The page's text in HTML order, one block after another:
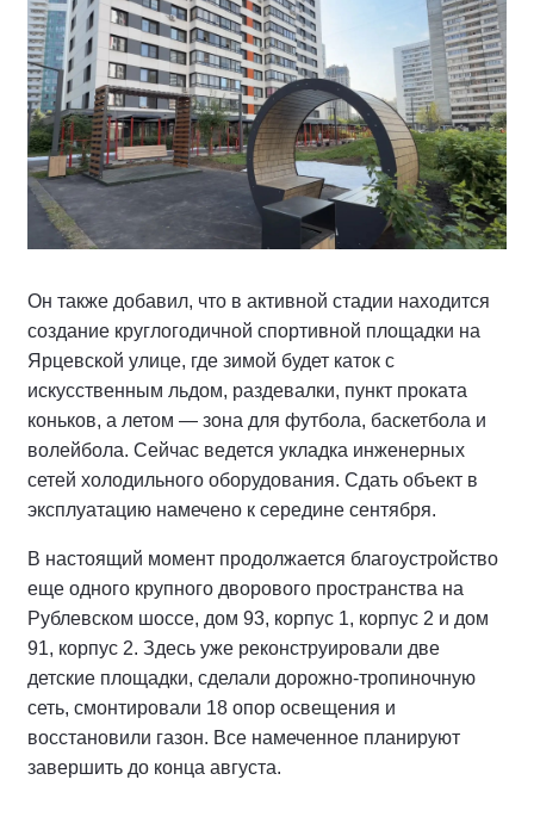
Он также добавил, что в активной стадии находится
создание круглогодичной спортивной площадки на
Ярцевской улице, где зимой будет каток с
искусственным льдом, раздевалки, пункт проката
коньков, а летом — зона для футбола, баскетбола и
волейбола. Сейчас ведется укладка инженерных
сетей холодильного оборудования. Сдать объект в
эксплуатацию намечено к середине сентября.
В настоящий момент продолжается благоустройство
еще одного крупного дворового пространства на
Рублевском шоссе, дом 93, корпус 1, корпус 2 и дом
91, корпус 2. Здесь уже реконструировали две
детские площадки, сделали дорожно-тропиночную
сеть, смонтировали 18 опор освещения и
восстановили газон. Все намеченное планируют
завершить до конца августа.